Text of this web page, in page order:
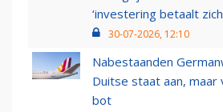
‘investering betaalt zich
30-07-2026, 12:10
Nabestaanden
Duitse staat aan, maar
bot